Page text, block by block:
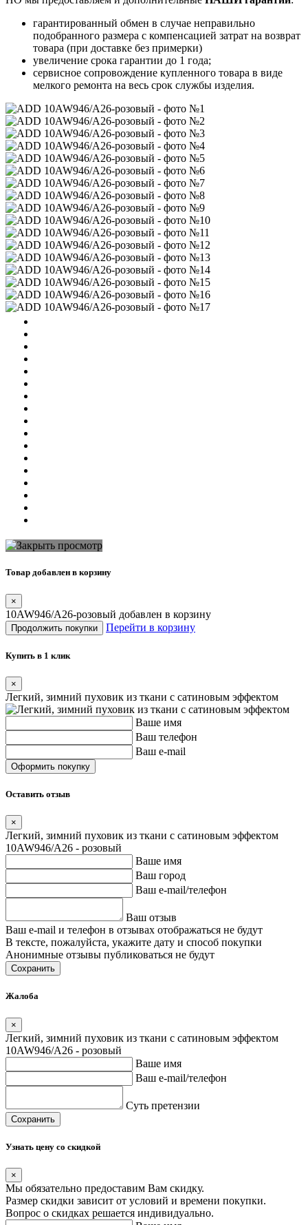
гарантированный обмен в случае неправильно
подобранного размера с компенсацией затрат на возврат
товара (при доставке без примерки)
увеличение срока гарантии до 1 года;
сервисное сопровождение купленного товара в виде
мелкого ремонта на весь срок службы изделия.
Товар добавлен в корзину
×
10AW946/A26-розовый добавлен в корзину
Продолжить покупки Перейти в корзину
Купить в 1 клик
×
Легкий, зимний пуховик из ткани с сатиновым эффектом
Ваше имя
Ваш телефон
Ваш e-mail
Оставить отзыв
×
Легкий, зимний пуховик из ткани с сатиновым эффектом
10AW946/A26 - розовый
Ваше имя
Ваш город
Ваш e-mail/телефон
Ваш отзыв
Ваш e-mail и телефон в отзывах отображаться не будут
В тексте, пожалуйста, укажите дату и способ покупки
Анонимные отзывы публиковаться не будут
Сохранить
Жалоба
×
Легкий, зимний пуховик из ткани с сатиновым эффектом
10AW946/A26 - розовый
Ваше имя
Ваш e-mail/телефон
Суть претензии
Сохранить
Узнать цену со скидкой
×
Мы обязательно предоставим Вам скидку.
Размер скидки зависит от условий и времени покупки.
Вопрос о скидках решается индивидуально.